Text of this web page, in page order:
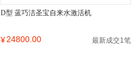
D型 蓝巧洁圣宝自来水激活机
¥24800.00 最新成交1笔